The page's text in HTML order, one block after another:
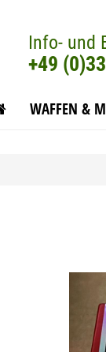
Info- und
+49
WAFFEN &